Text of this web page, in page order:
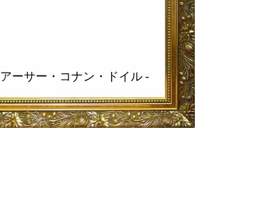
アーサー・コナン・ドイル -